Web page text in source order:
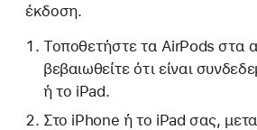
έκδοση.
Τοποθετήστε τα AirPods στα
βεβαιωθείτε ότι είναι
ή το iPad.
Στο iPhone ή το iPad σας,